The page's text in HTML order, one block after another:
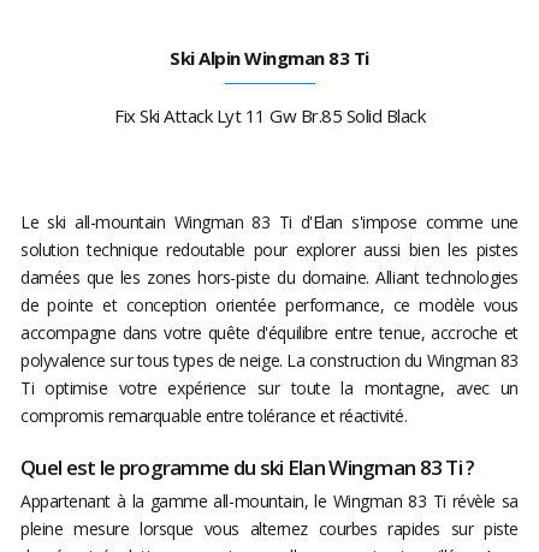
Ski Alpin Wingman 83 Ti
Fix Ski Attack Lyt 11 Gw Br.85 Solid Black
Le ski all-mountain Wingman 83 Ti d'Elan s'impose comme une
solution technique redoutable pour explorer aussi bien les pistes
damées que les zones hors-piste du domaine. Alliant technologies
de pointe et conception orientée performance, ce modèle vous
accompagne dans votre quête d'équilibre entre tenue, accroche et
polyvalence sur tous types de neige. La construction du Wingman 83
Ti optimise votre expérience sur toute la montagne, avec un
compromis remarquable entre tolérance et réactivité.
Quel est le programme du ski Elan Wingman 83 Ti ?
Appartenant à la gamme all-mountain, le Wingman 83 Ti révèle sa
pleine mesure lorsque vous alternez courbes rapides sur piste